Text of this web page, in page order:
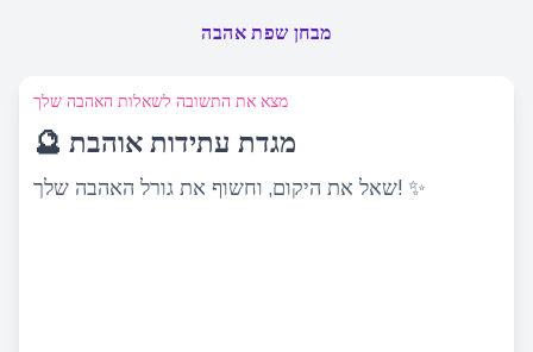
מבחן שפת אהבה
מצא את התשובה לשאלות האהבה שלך
🔮 מגדת עתידות אוהבת
שאל את היקום, וחשוף את גורל האהבה שלך! ✨